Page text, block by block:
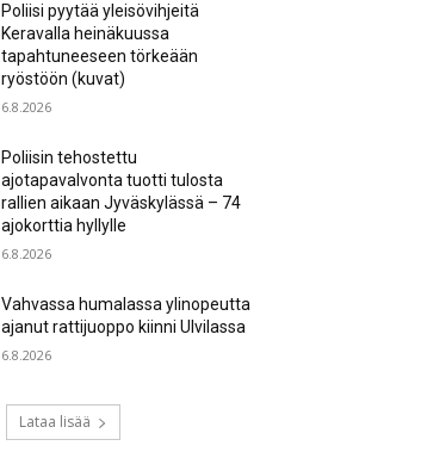
Poliisi pyytää yleisövihjeitä
Keravalla heinäkuussa
tapahtuneeseen törkeään
ryöstöön (kuvat)
6.8.2026
Poliisin tehostettu
ajotapavalvonta tuotti tulosta
rallien aikaan Jyväskylässä – 74
ajokorttia hyllylle
6.8.2026
Vahvassa humalassa ylinopeutta
ajanut rattijuoppo kiinni Ulvilassa
6.8.2026
Lataa lisää